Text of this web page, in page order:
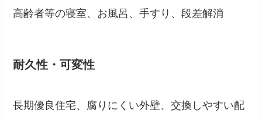
高齢者等の寝室、お風呂、手すり、段差解消
耐久性・可変性
長期優良住宅、腐りにくい外壁、交換しやすい配